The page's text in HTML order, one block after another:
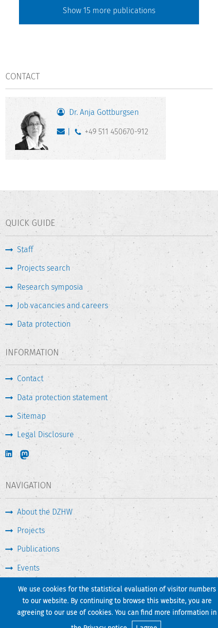
We use cookies for the statistical evaluation of visitor numbers
to our website. By continuing to browse this website, you are
agreeing to our use of cookies. You can find more information in
Show 15 more publications
CONTACT
Dr. Anja Gottburgsen
+49 511 450670-912
QUICK GUIDE
Staff
Projects search
Research symposia
Job vacancies and careers
Data protection
INFORMATION
Contact
Data protection statement
Sitemap
Legal Disclosure
NAVIGATION
About the DZHW
Projects
Publications
Events
Press & Service
Back to top